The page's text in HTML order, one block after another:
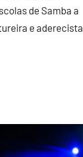
de Samba a
e aderecista